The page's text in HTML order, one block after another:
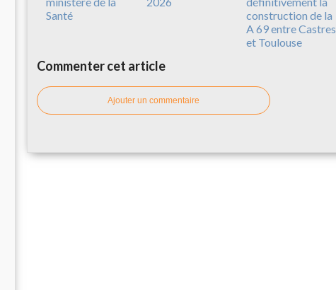
Santé
construction de la
A 69 entre Castres
et Toulouse
Commenter cet article
Ajouter un commentaire